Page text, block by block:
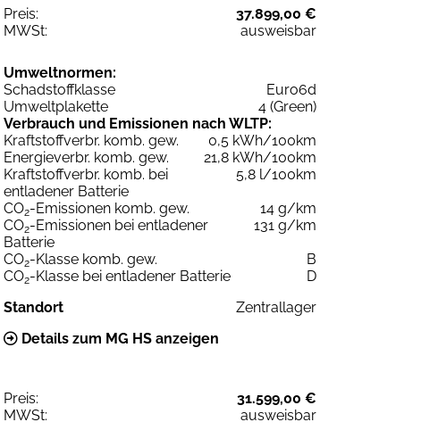
Preis:
37.899,00 €
MWSt:
ausweisbar
Umweltnormen:
Schadstoffklasse
Euro6d
Umweltplakette
4 (Green)
Verbrauch und Emissionen nach WLTP:
Kraftstoffverbr. komb. gew.
0,5 kWh/100km
Energieverbr. komb. gew.
21,8 kWh/100km
Kraftstoffverbr. komb. bei
entladener Batterie
5,8 l/100km
CO2-Emissionen komb. gew.
14 g/km
CO2-Emissionen bei entladener
Batterie
131 g/km
CO2-Klasse komb. gew.
B
CO2-Klasse bei entladener Batterie
D
Standort
Zentrallager
Details zum MG HS anzeigen
Preis:
31.599,00 €
MWSt:
ausweisbar